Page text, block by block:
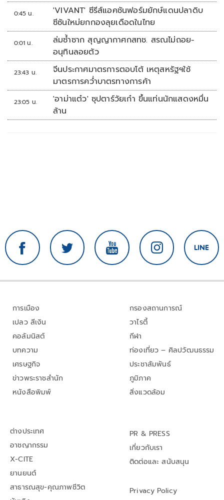
0:45 น.
'VIVANT' ซีรีส์แอคชันฟอร์มยักษ์แดนปลาดิบ
ซีซันใหม่ยกกองลุยเดือดในไทย
0:01 น.
ล่มซ้ำซาก สุญญากาศกสทช. สรณไม่ถอย-
อนุทินลอยตัว
23:43 น.
จีนประกาศมาตรการตอบโต้ เหตุสหรัฐฯใช้
มาตรการคว่ำบาตรทางการค้า
23:05 น.
'อาม่าแต๋ว' ซุปตาร์วัยเก๋า ขึ้นแท่นนักแสดงหมื่น
ล้าน
การเมือง
เปลว สีเงิน
คอลัมนิสต์
บทความ
เศรษฐกิจ
ข่าวพระราชสำนัก
หนังสือพิมพ์
กรองสถานการณ์
วาไรตี้
กีฬา
ท่องเที่ยว – ศิลปวัฒนธรรม
ประชาสัมพันธ์
ภูมิภาค
สิ่งแวดล้อม
ต่างประเทศ
อาชญากรรม
X-CITE
ยานยนต์
สาธารณสุข-คุณภาพชีวิต
PR & PRESS
เกี่ยวกับเรา
ติดต่อและ สนับสนุน
Privacy Policy